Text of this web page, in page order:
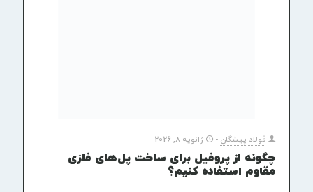
فولاد پیشگان - ژانویه 8, 2026
چگونه از پروفیل برای ساخت پل‌های فلزی
مقاوم استفاده کنیم؟